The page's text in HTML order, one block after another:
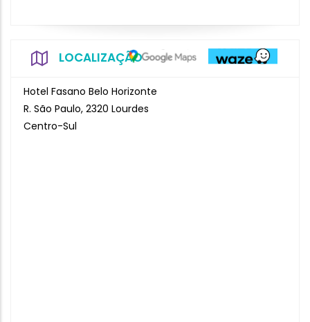
LOCALIZAÇÃO
Hotel Fasano Belo Horizonte
R. São Paulo, 2320 Lourdes
Centro-Sul